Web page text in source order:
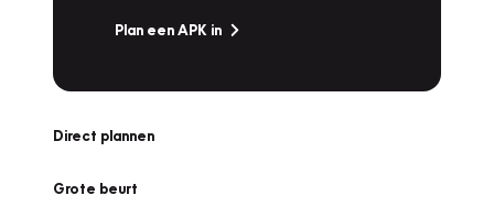
Plan een APK in
Direct plannen
Grote beurt